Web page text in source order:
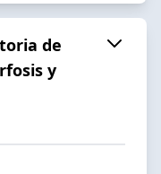
de
y